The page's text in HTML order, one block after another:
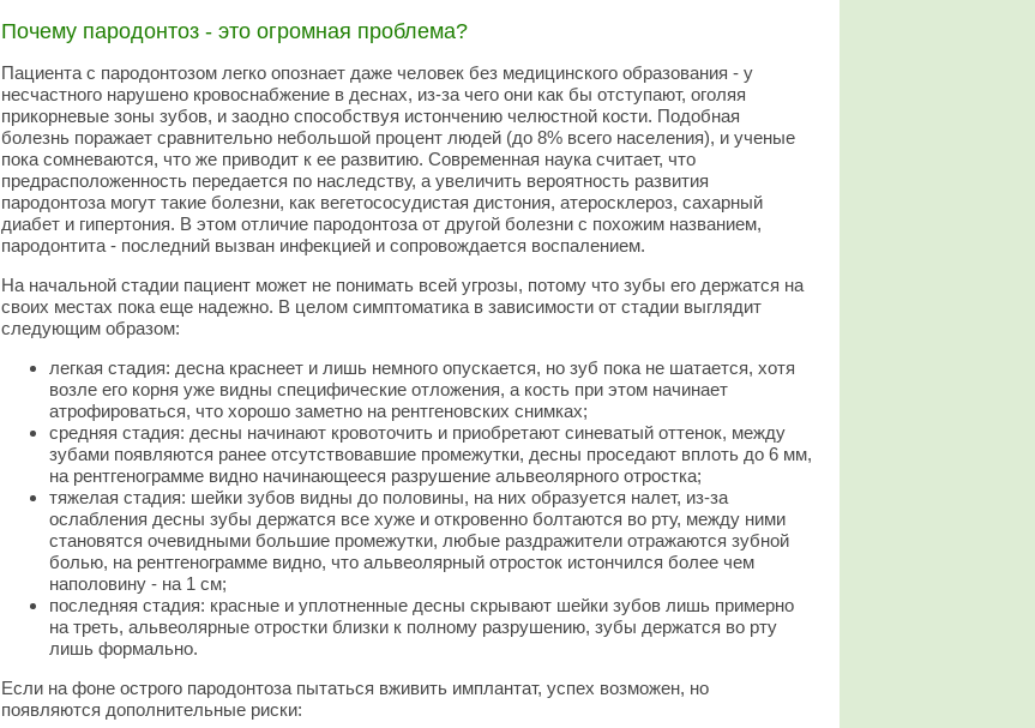
Почему пародонтоз - это огромная проблема?
Пациента с пародонтозом легко опознает даже человек без медицинского образования - у
несчастного нарушено кровоснабжение в деснах, из-за чего они как бы отступают, оголяя
прикорневые зоны зубов, и заодно способствуя истончению челюстной кости. Подобная
болезнь поражает сравнительно небольшой процент людей (до 8% всего населения), и ученые
пока сомневаются, что же приводит к ее развитию. Современная наука считает, что
предрасположенность передается по наследству, а увеличить вероятность развития
пародонтоза могут такие болезни, как вегетососудистая дистония, атеросклероз, сахарный
диабет и гипертония. В этом отличие пародонтоза от другой болезни с похожим названием,
пародонтита - последний вызван инфекцией и сопровождается воспалением.
На начальной стадии пациент может не понимать всей угрозы, потому что зубы его держатся на
своих местах пока еще надежно. В целом симптоматика в зависимости от стадии выглядит
следующим образом:
легкая стадия: десна краснеет и лишь немного опускается, но зуб пока не шатается, хотя
возле его корня уже видны специфические отложения, а кость при этом начинает
атрофироваться, что хорошо заметно на рентгеновских снимках;
средняя стадия: десны начинают кровоточить и приобретают синеватый оттенок, между
зубами появляются ранее отсутствовавшие промежутки, десны проседают вплоть до 6 мм,
на рентгенограмме видно начинающееся разрушение альвеолярного отростка;
тяжелая стадия: шейки зубов видны до половины, на них образуется налет, из-за
ослабления десны зубы держатся все хуже и откровенно болтаются во рту, между ними
становятся очевидными большие промежутки, любые раздражители отражаются зубной
болью, на рентгенограмме видно, что альвеолярный отросток истончился более чем
наполовину - на 1 см;
последняя стадия: красные и уплотненные десны скрывают шейки зубов лишь примерно
на треть, альвеолярные отростки близки к полному разрушению, зубы держатся во рту
лишь формально.
Если на фоне острого пародонтоза пытаться вживить имплантат, успех возможен, но
появляются дополнительные риски: